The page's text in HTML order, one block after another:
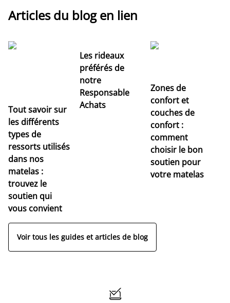
Articles du blog en lien
Tout savoir sur
les différents
types de
ressorts utilisés
dans nos
matelas :
trouvez le
soutien qui
vous convient
Les rideaux
préférés de
notre
Responsable
Achats
Zones de
confort et
couches de
confort :
comment
choisir le bon
soutien pour
votre matelas
Voir tous les guides et articles de blog
